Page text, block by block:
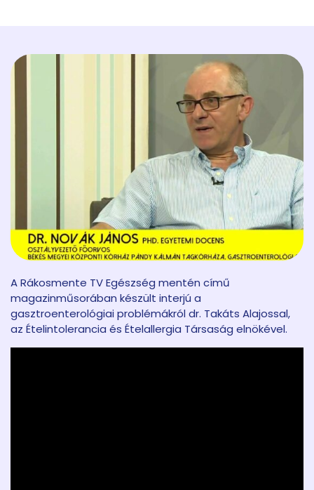
A Rákosmente TV Egészség mentén című
magazinműsorában készült interjú a
gasztroenterológiai problémákról dr. Takáts Alajossal,
az Ételintolerancia és Ételallergia Társaság elnökével.